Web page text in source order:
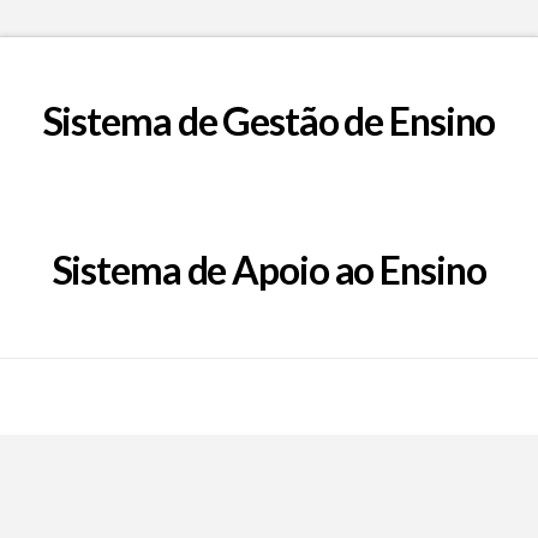
Sistema de Gestão de Ensino
Sistema de Apoio ao Ensino